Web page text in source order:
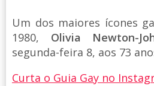
Um dos maiores ícones
1980, Olivia Newton-
segunda-feira 8, aos 73
Curta o Guia Gay no